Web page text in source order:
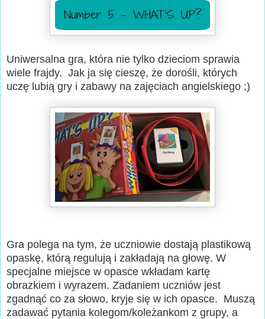
Uniwersalna gra, która nie tylko dzieciom sprawia
wiele frajdy. Jak ja się cieszę, że dorośli, których
uczę lubią gry i zabawy na zajęciach angielskiego ;)
Gra polega na tym, że uczniowie dostają plastikową
opaskę, którą regulują i zakładają na głowę. W
specjalne miejsce w opasce wkładam kartę
obrazkiem i wyrazem. Zadaniem uczniów jest
zgadnąć co za słowo, kryje się w ich opasce. Muszą
zadawać pytania kolegom/koleżankom z grupy, a